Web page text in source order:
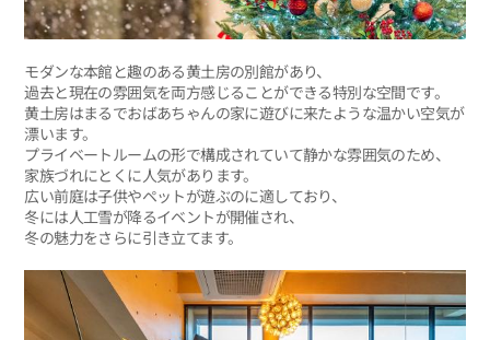
モダンな本館と趣のある黄土房の別館があり、
過去と現在の雰囲気を両方感じることができる特別な空間です。
黄土房はまるでおばあちゃんの家に遊びに来たような温かい空気が
漂います。
プライベートルームの形で構成されていて静かな雰囲気のため、
家族づれにとくに人気があります。
広い前庭は子供やペットが遊ぶのに適しており、
冬には人工雪が降るイベントが開催され、
冬の魅力をさらに引き立てます。